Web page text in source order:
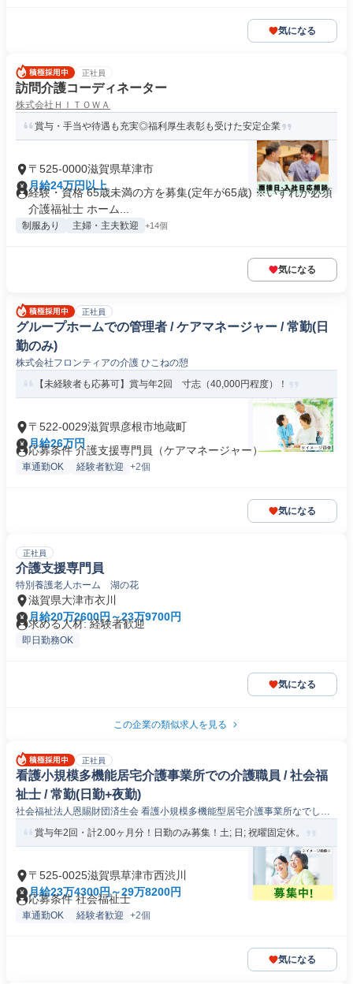
気になる
正社員
訪問介護コーディネーター
株式会社ＨＩＴＯＷＡ
賞与・手当や待遇も充実◎福利厚生表彰も受けた安定企業
〒525-0000滋賀県草津市
月給24万円以上
経験・資格 65歳未満の方を募集(定年が65歳) ※いずれか必須
介護福祉士 ホーム...
制服あり 主婦・主夫歓迎 +14個
気になる
正社員
グループホームでの管理者 / ケアマネージャー / 常勤(日
勤のみ)
株式会社フロンティアの介護 ひこねの憩
【未経験者も応募可】賞与年2回 寸志（40,000円程度）！
〒522-0029滋賀県彦根市地蔵町
月給26万円
応募条件 介護支援専門員（ケアマネージャー）
車通勤OK 経験者歓迎 +2個
気になる
正社員
介護支援専門員
特別養護老人ホーム 湖の花
滋賀県大津市衣川
月給20万2600円～23万9700円
求める人材: 経験者歓迎
即日勤務OK
気になる
この企業の類似求人を見る
正社員
看護小規模多機能居宅介護事業所での介護職員 / 社会福
祉士 / 常勤(日勤+夜勤)
社会福祉法人恩賜財団済生会 看護小規模多機能型居宅介護事業所なでしこ
賞与年2回・計2.00ヶ月分！日勤のみ募集！土; 日; 祝曜固定休。
〒525-0025滋賀県草津市西渋川
月給23万4300円～29万8200円
応募条件 社会福祉士
車通勤OK 経験者歓迎 +2個
気になる